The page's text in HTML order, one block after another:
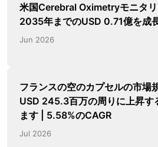
米国Cerebral Oximetryモニタ
2035年までのUSD 0.71億を成
Jun 2026
フランスの空のカプセルの市場
USD 245.3百万の周りに上昇す
ます | 5.58%のCAGR
Jul 2026